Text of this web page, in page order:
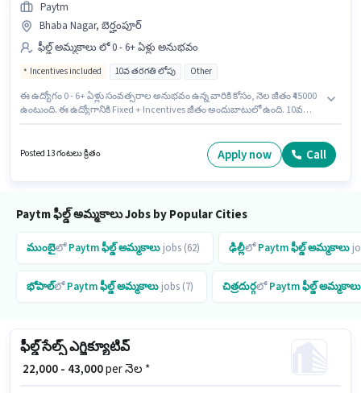
Paytm
Bhaba Nagar, బెర్హంపూర్
ఫీల్డ్ అమ్మకాలు లో 0 - 6+ ఏళ్లు అనుభవం
Incentives included 10వ తరగతి లోపు Other
ఈ ఉద్యోగం 0 - 6+ ఏళ్లు సంవత్సరాల అనుభవం ఉన్న వారికి కోసం, నెల జీతం ₹45000
ఉంటుంది. ఈ ఉద్యోగానికి Fixed + Incentives జీతం అందుబాటులో ఉంది. 10వ
Bhaba Nagar, బెర్హంపూర్ లో ఉంది. Paytm ఫీల్డ్ అమ్మకాలు విభాగంలో ఫీల్డ్ సేల్స్
ఎగ్జిక్యూటివ్ ఉద్యోగానికి క్రియాశీలకంగా నియామకం జరుగుతోంది.
Posted 13 గంటలు క్రితం Apply now Call
Paytm ఫీల్డ్ అమ్మకాలు Jobs by Popular Cities
ముంబైలోPaytmఫీల్డ్ అమ్మకాలు jobs (62) ఢిల్లీలోPaytmఫీల్డ్ అమ్మకాలు
భోపాల్లోPaytmఫీల్డ్ అమ్మకాలు jobs (7) చిత్రదుర్గలోPaytmఫీల్డ్ అమ్మకాలు
ఫీల్డ్ సేల్స్ ఎగ్జిక్యూటివ్
₹ 22,000 - 43,000per నెల *